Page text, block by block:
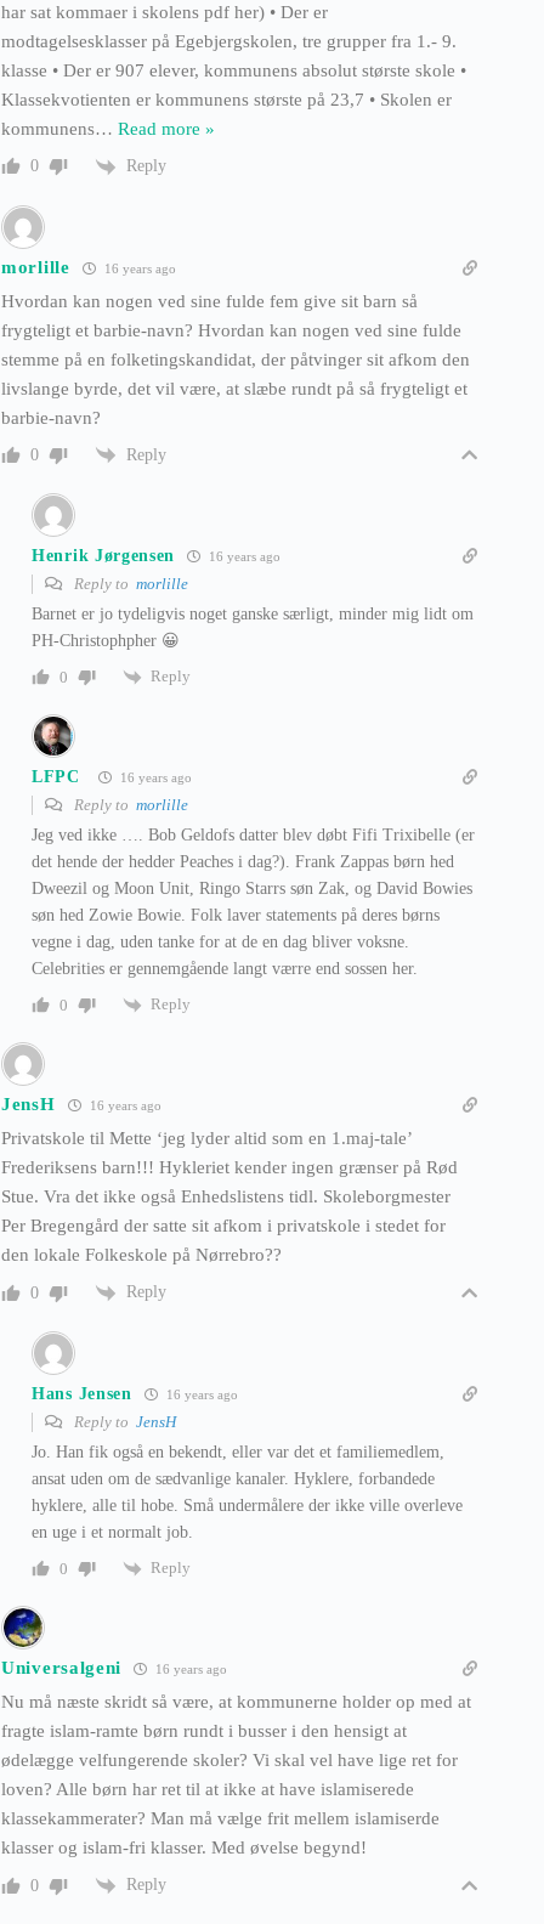
har sat kommaer i skolens pdf her) • Der er
modtagelsesklasser på Egebjergskolen, tre grupper fra 1.- 9.
klasse • Der er 907 elever, kommunens absolut største skole •
Klassekvotienten er kommunens største på 23,7 • Skolen er
kommunens… Read more »
0 Reply
morlille 16 years ago
Hvordan kan nogen ved sine fulde fem give sit barn så
frygteligt et barbie-navn? Hvordan kan nogen ved sine fulde
stemme på en folketingskandidat, der påtvinger sit afkom den
livslange byrde, det vil være, at slæbe rundt på så frygteligt et
barbie-navn?
0 Reply
Henrik Jørgensen 16 years ago
Reply to morlille
Barnet er jo tydeligvis noget ganske særligt, minder mig lidt om
PH-Christophpher 😀
0
Reply
LFPC 16 years ago
Reply to morlille
Jeg ved ikke …. Bob Geldofs datter blev døbt Fifi Trixibelle (er
det hende der hedder Peaches i dag?). Frank Zappas børn hed
Dweezil og Moon Unit, Ringo Starrs søn Zak, og David Bowies
søn hed Zowie Bowie. Folk laver statements på deres børns
vegne i dag, uden tanke for at de en dag bliver voksne.
Celebrities er gennemgående langt værre end sossen her.
0
Reply
JensH 16 years ago
Privatskole til Mette ‘jeg lyder altid som en 1.maj-tale’
Frederiksens barn!!! Hykleriet kender ingen grænser på Rød
Stue. Vra det ikke også Enhedslistens tidl. Skoleborgmester
Per Bregengård der satte sit afkom i privatskole i stedet for
den lokale Folkeskole på Nørrebro??
0 Reply
Hans Jensen 16 years ago
Reply to JensH
Jo. Han fik også en bekendt, eller var det et familiemedlem,
ansat uden om de sædvanlige kanaler. Hyklere, forbandede
hyklere, alle til hobe. Små undermålere der ikke ville overleve
en uge i et normalt job.
0
Reply
Universalgeni 16 years ago
Nu må næste skridt så være, at kommunerne holder op med at
fragte islam-ramte børn rundt i busser i den hensigt at
ødelægge velfungerende skoler? Vi skal vel have lige ret for
loven? Alle børn har ret til at ikke at have islamiserede
klassekammerater? Man må vælge frit mellem islamiserde
klasser og islam-fri klasser. Med øvelse begynd!
0 Reply